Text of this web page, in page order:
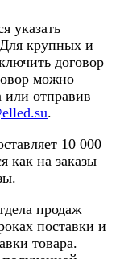
указать
крупных и
договор
можно
или отправив
.
10 000
как на заказы
продаж
поставки и
товара.